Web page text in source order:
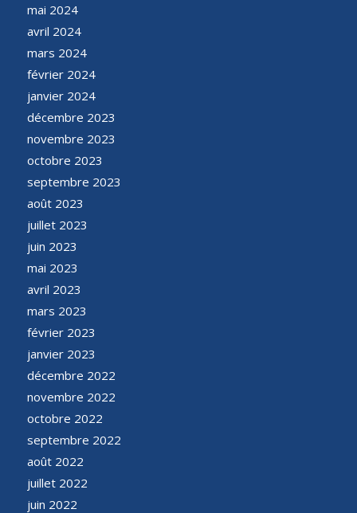
mai 2024
avril 2024
mars 2024
février 2024
janvier 2024
décembre 2023
novembre 2023
octobre 2023
septembre 2023
août 2023
juillet 2023
juin 2023
mai 2023
avril 2023
mars 2023
février 2023
janvier 2023
décembre 2022
novembre 2022
octobre 2022
septembre 2022
août 2022
juillet 2022
juin 2022